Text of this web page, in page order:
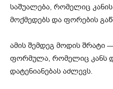
საშუალება, რომელიც
მოქმედებს და ფორების
ამის შემდეგ მოდის შრატი
ფორმულა, რომელიც კანს
დატენიანებას აძლევს.